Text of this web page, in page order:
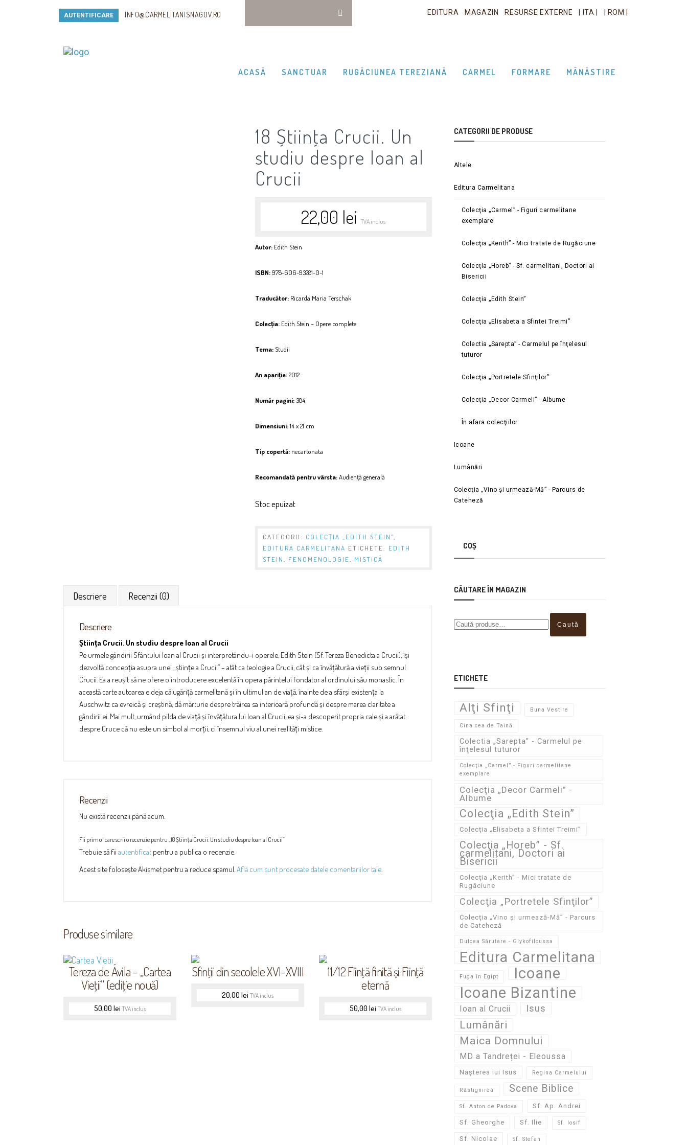
AUTENTIFICARE INFO@CARMELITANISNAGOV.RO EDITURA MAGAZIN RESURSE EXTERNE | ITA | | ROM |
ACASĂ SANCTUAR RUGĂCIUNEA TEREZIANĂ CARMEL FORMARE MÂNĂSTIRE
18 Știinţa Crucii. Un
studiu despre Ioan al
Crucii
22,00 lei TVA inclus
Autor:Edith Stein
ISBN:978-606-93281-0-1
Traducător:Ricarda Maria Terschak
Colecția:Edith Stein – Opere complete
Tema:Studii
An apariție:2012
Număr pagini:384
Dimensiuni:14 x 21 cm
Tip copertă:necartonata
Recomandată pentru vârsta:Audiență generală
Stoc epuizat
CATEGORII: COLECŢIA „EDITH STEIN”
EDITURA CARMELITANA ETICHETE: EDITH
STEIN
FENOMENOLOGIE MISTICĂ
Descriere Recenzii (0)
Descriere
Știința Crucii. Un studiu despre Ioan al Crucii
Pe urmele gândirii Sfântului Ioan al Crucii și interpretându-i operele, Edith Stein (Sf. Tereza Benedicta a Crucii), își
dezvoltă concepția asupra unei „științe a Crucii” – atât ca teologie a Crucii, cât și ca învățătură a vieții sub semnul
Crucii. Ea a reușit să ne ofere o introducere excelentă în opera părintelui fondator al ordinului său monastic. În
această carte autoarea e deja călugăriță carmelitană și în ultimul an de viață, înainte de a sfârși existența la
Auschwitz ca evreică și creștină, dă mărturie despre trăirea sa interioară profundă și despre marea claritate a
gândirii ei. Mai mult, urmând pilda de viață și învățătura lui Ioan al Crucii, ea și-a descoperit propria cale și a arătat
despre Cruce că nu este un simbol al morții, ci însemnul viu al unei realități mistice.
Recenzii
Nu există recenzii până acum.
Fii primul care scrii o recenzie pentru „18 Știinţa Crucii. Un studiu despre Ioan al Crucii”
Trebuie să fii autentificat pentru a publica o recenzie.
Acest site folosește Akismet pentru a reduce spamul.Află cum sunt procesate datele comentariilor tale.
Produse similare
Tereza de Ávila – „Cartea
Vieţii” (ediţie nouă)
50,00 lei TVA inclus
Sfinţii din secolele XVI-XVIII
20,00 lei TVA inclus
11/12 Fiinţă finită și Fiinţă
eternă
50,00 lei TVA inclus
CATEGORII DE PRODUSE
Altele
Editura Carmelitana
Colecţia „Carmel” - Figuri carmelitane
exemplare
Colecţia „Kerith” - Mici tratate de Rugăciune
Colecţia „Horeb” - Sf. carmelitani, Doctori ai
Bisericii
Colecţia „Edith Stein”
Colecţia „Elisabeta a Sfintei Treimi”
Colectia „Sarepta” - Carmelul pe înţelesul
tuturor
Colecţia „Portretele Sfinţilor”
Colecţia „Decor Carmeli” - Albume
În afara colecţiilor
Icoane
Lumânări
Colecţia „Vino și urmează-Mă” - Parcurs de
Cateheză
COȘ
CĂUTARE ÎN MAGAZIN
Caută
ETICHETE
Alţi Sfinţi Buna Vestire
Cina cea de Taină
Colectia „Sarepta” - Carmelul pe
înţelesul tuturor
Colecţia „Carmel” - Figuri carmelitane
exemplare
Colecţia „Decor Carmeli” -
Albume
Colecţia „Edith Stein”
Colecţia „Elisabeta a Sfintei Treimi”
Colecţia „Horeb” - Sf.
carmelitani, Doctori ai
Bisericii
Colecţia „Kerith” - Mici tratate de
Rugăciune
Colecţia „Portretele Sfinţilor”
Colecţia „Vino și urmează-Mă” - Parcurs
de Cateheză
Dulcea Sărutare - Glykofiloussa
Editura Carmelitana
Fuga în Egipt
Icoane
Icoane Bizantine
Ioan al Crucii Isus
Lumânări
Maica Domnului
MD a Tandreței - Eleoussa
Nașterea lui Isus Regina Carmelului
Răstignirea Scene Biblice
Sf. Anton de Padova Sf. Ap. Andrei
Sf. Gheorghe Sf. Ilie Sf. Iosif
Sf. Nicolae Sf. Stefan